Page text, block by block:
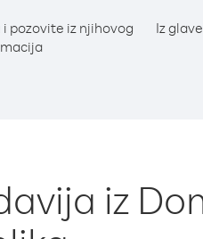
pozovite iz njihovog
Iz
iz